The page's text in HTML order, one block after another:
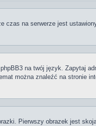
na serwerze jest
na twój język. Zapytaj
można znaleźć na stronie
Pierwszy obrazek jest